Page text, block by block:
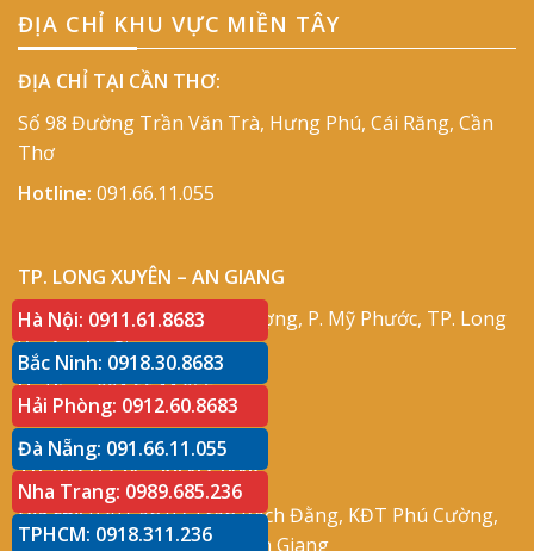
ĐỊA CHỈ KHU VỰC MIỀN TÂY
ĐỊA CHỈ TẠI CẦN THƠ:
Số 98 Đường Trần Văn Trà, Hưng Phú, Cái Răng, Cần
Thơ
Hotline: 091.66.11.055
TP. LONG XUYÊN – AN GIANG
Địa chỉ: Số 417 Phạm Cự Lượng, P. Mỹ Phước, TP. Long
Xuyên, An Giang
Hotline:091.66.11.055
TP. RẠCH GIÁ – KIÊN GIANG
Địa chỉ:P30 Căn 07 Trần Bạch Đằng, KĐT Phú Cường,
P. An Hòa, TP. Rạch Giá, Kiên Giang
Hà Nội: 0911.61.8683
Bắc Ninh: 0918.30.8683
Hải Phòng: 0912.60.8683
Đà Nẵng: 091.66.11.055
Nha Trang: 0989.685.236
TPHCM: 0918.311.236